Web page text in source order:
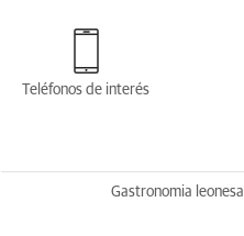
Teléfonos de interés
Gastronomia leonesa